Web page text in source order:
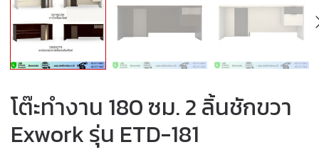
โต๊ะทำงาน 180 ซม. 2 ลิ้นชักขวา
Exwork รุ่น ETD-181